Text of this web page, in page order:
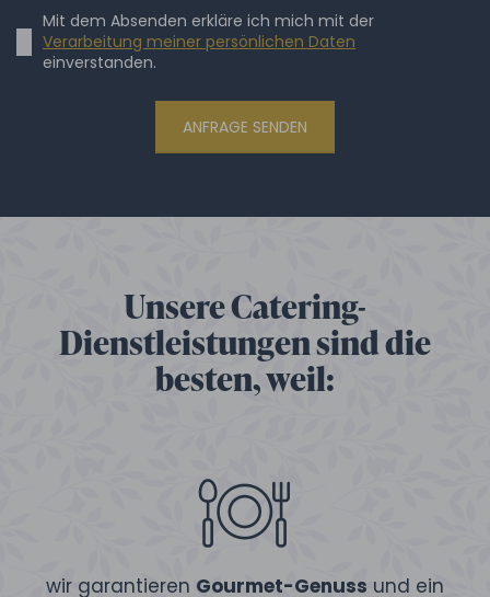
Mit dem Absenden erkläre ich mich mit der
Verarbeitung meiner persönlichen Daten
einverstanden.
ANFRAGE SENDEN
Unsere Catering-
Dienstleistungen sind die
besten, weil:
wir garantieren Gourmet-Genuss und ein